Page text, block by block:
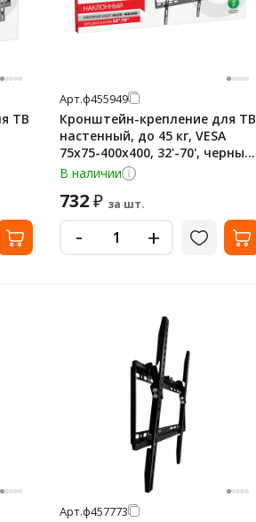
ТВ
Арт.ф455949
Кронштейн-крепление для ТВ
настенный, до 45 кг, VESA
75х75-400х400, 32'-70', черный,
SONNEN, 455949
В наличии
732₽ за шт.
- +
Арт.ф457773